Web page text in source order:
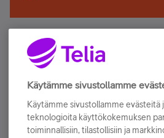
Älä jää paitsi – osallistu
Tilaa Telian uutiskirje ja olet
sähköpostiisi.
Käytämme sivustollamme
Käytämme sivustollamme evästeitä
teknologioita käyttökokemuksen
toiminnallisiin, tilastollisiin ja